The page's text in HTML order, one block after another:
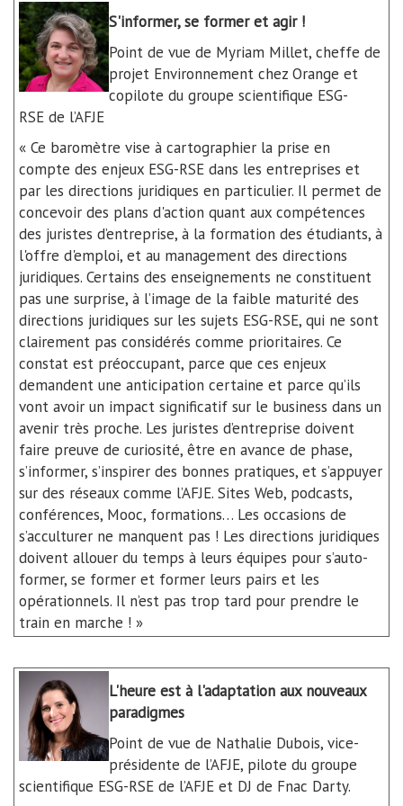
S'informer, se former et agir !
Point de vue de Myriam Millet, cheffe de
projet Environnement chez Orange et
copilote du groupe scientifique ESG-
RSE de l’AFJE
« Ce baromètre vise à cartographier la prise en
compte des enjeux ESG-RSE dans les entreprises et
par les directions juridiques en particulier. Il permet de
concevoir des plans d'action quant aux compétences
des juristes d’entreprise, à la formation des étudiants, à
l'offre d'emploi, et au management des directions
juridiques. Certains des enseignements ne constituent
pas une surprise, à l’image de la faible maturité des
directions juridiques sur les sujets ESG-RSE, qui ne sont
clairement pas considérés comme prioritaires. Ce
constat est préoccupant, parce que ces enjeux
demandent une anticipation certaine et parce qu’ils
vont avoir un impact significatif sur le business dans un
avenir très proche. Les juristes d’entreprise doivent
faire preuve de curiosité, être en avance de phase,
s’informer, s’inspirer des bonnes pratiques, et s’appuyer
sur des réseaux comme l’AFJE. Sites Web, podcasts,
conférences, Mooc, formations… Les occasions de
s’acculturer ne manquent pas ! Les directions juridiques
doivent allouer du temps à leurs équipes pour s’auto-
former, se former et former leurs pairs et les
opérationnels. Il n’est pas trop tard pour prendre le
train en marche ! »
L'heure est à l'adaptation aux nouveaux
paradigmes
Point de vue de Nathalie Dubois, vice-
présidente de l’AFJE, pilote du groupe
scientifique ESG-RSE de l’AFJE et DJ de Fnac Darty.